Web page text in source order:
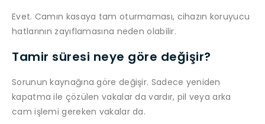
Evet. Camın kasaya tam oturmaması, cihazın koruyucu
hatlarının zayıflamasına neden olabilir.
Tamir süresi neye göre değişir?
Sorunun kaynağına göre değişir. Sadece yeniden
kapatma ile çözülen vakalar da vardır, pil veya arka
cam işlemi gereken vakalar da.